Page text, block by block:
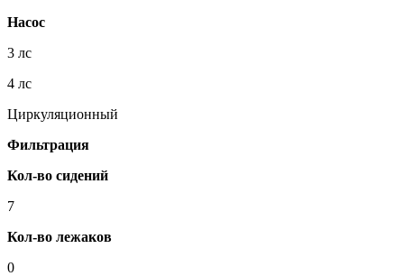
Насос
3 лс
4 лс
Циркуляционный
Фильтрация
Кол-во сидений
7
Кол-во лежаков
0